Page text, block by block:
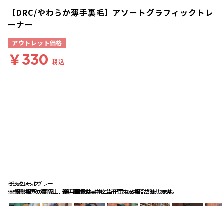
ミックス
※撮影場所の関係上、着用画像は実物と若干異なる場合があります。
91:ブラック
※撮影場所の関係上、着用画像は実物と若干異なる場合があります。
チャコールグレー
※撮影場所の関係上、着用画像は実物と若干異なる場合があります。
【DRC/やわらか薄手裏毛】アソートグラフィックトレ
ーナー
アウトレット価格
￥330 税込